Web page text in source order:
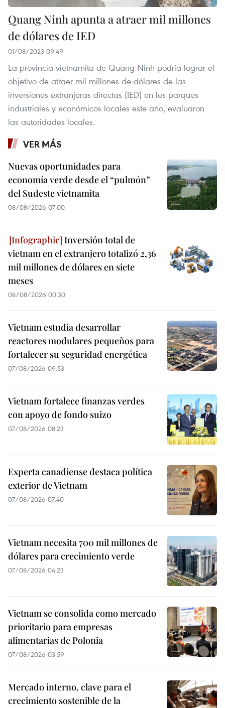
Quang Ninh apunta a atraer mil millones
de dólares de IED
01/08/2023 09:49
La provincia vietnamita de Quang Ninh podría lograr el
objetivo de atraer mil millones de dólares de las
inversiones extranjeras directas (IED) en los parques
industriales y económicos locales este año, evaluaron
las autoridades locales.
VER MÁS
Nuevas oportunidades para
economía verde desde el “pulmón”
del Sudeste vietnamita
08/08/2026 07:00
Inversión total de
vietnam en el extranjero totalizó 2,36
mil millones de dólares en siete
meses
08/08/2026 00:30
Vietnam estudia desarrollar
reactores modulares pequeños para
fortalecer su seguridad energética
07/08/2026 09:53
Vietnam fortalece finanzas verdes
con apoyo de fondo suizo
07/08/2026 08:23
Experta canadiense destaca política
exterior de Vietnam
07/08/2026 07:40
Vietnam necesita 700 mil millones de
dólares para crecimiento verde
07/08/2026 04:23
Vietnam se consolida como mercado
prioritario para empresas
alimentarias de Polonia
07/08/2026 03:59
Mercado interno, clave para el
crecimiento sostenible de la